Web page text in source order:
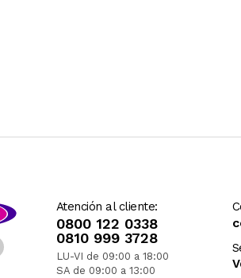
Atención al cliente:
0800 122 0338
0810 999 3728
LU-VI de 09:00 a 18:00
SA de 09:00 a 13:00